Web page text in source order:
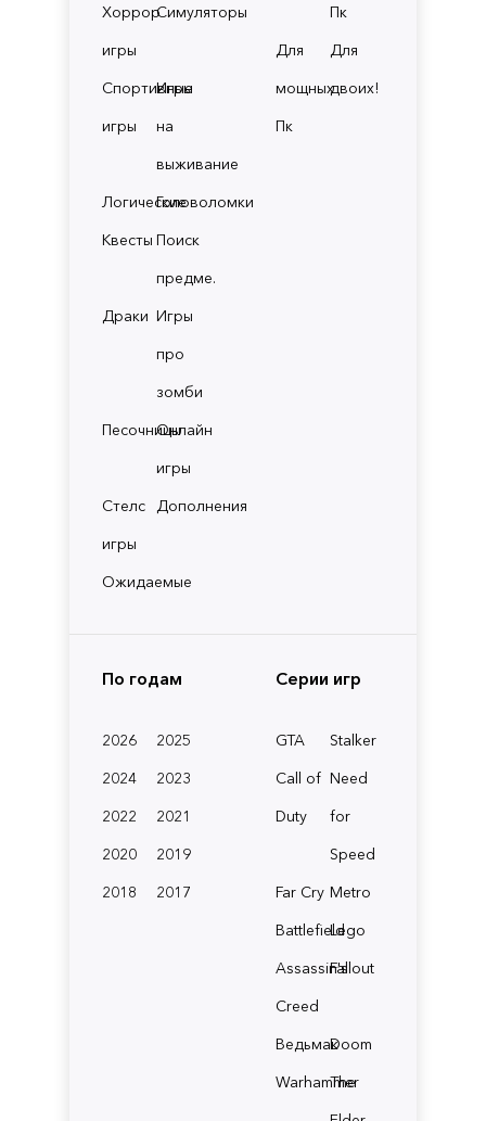
Хоррор
игры
Симуляторы
Спортивные
игры
Игры
на
выживание
ЛогическиеГоловоломки
Квесты Поиск
предме.
Драки Игры
про
зомби
ПесочницыОнлайн
игры
Стелс
игры
Дополнения
Ожидаемые
Пк
Для
мощных
Пк
Для
двоих!
По годам
2026
2025
2024
2023
2022
2021
2020
2019
2018
2017
Серии игр
GTA
Stalker
Call of
Duty
Need
for
Speed
Far Cry Metro
BattlefieldLego
Assassin's
Creed
Fallout
ВедьмакDoom
Warhammer
The